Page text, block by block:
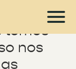
temos
nos